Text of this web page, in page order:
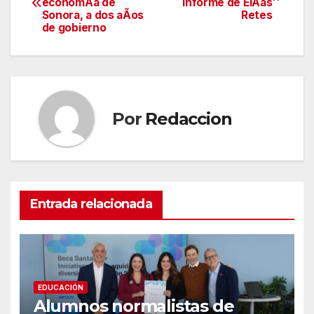
de
entradas
Retes
Sonora, a dos aÃos
de gobierno
Por Redaccion
Entrada relacionada
EDUCACIÓN
Alumnos normalistas de